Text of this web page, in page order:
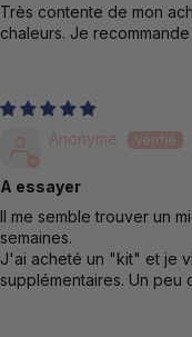
Très contente de mon
chaleurs. Je recommande
Anonyme
A essayer
Il me semble trouver un
semaines.
J'ai acheté un "kit" et je
supplémentaires. Un peu